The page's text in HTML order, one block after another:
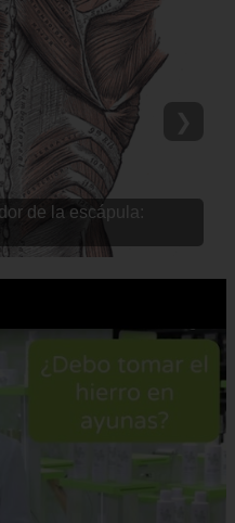
de la escápula: